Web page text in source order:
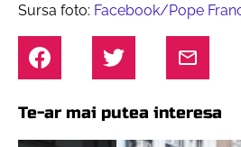
Sursa foto: Facebook/Pope
Te-ar mai putea interesa